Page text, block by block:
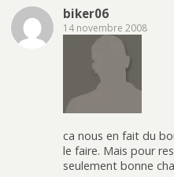
biker06
14 novembre 2008
ca nous en fait du
le faire. Mais pour
seulement bonne